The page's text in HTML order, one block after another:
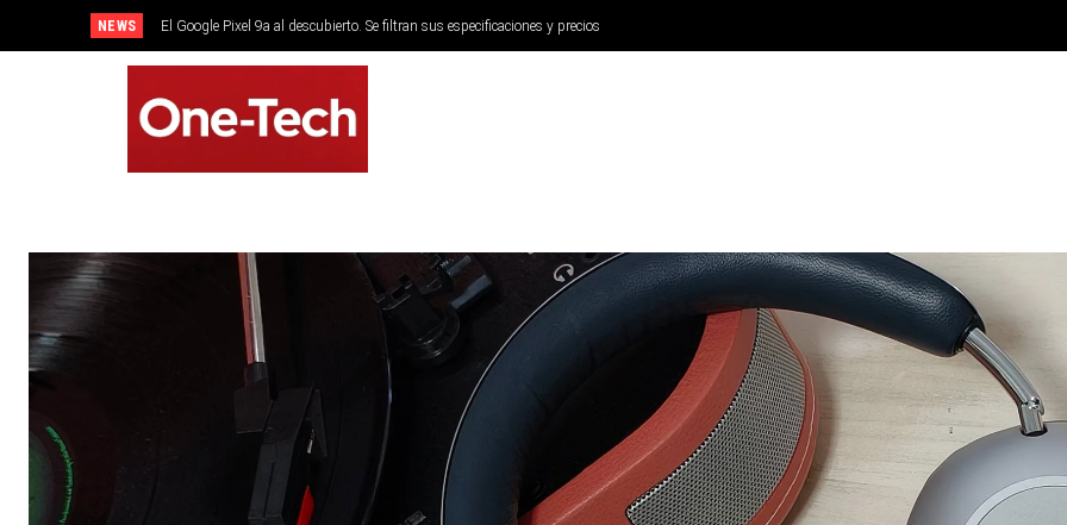
NEWS El Google Pixel 9a al descubierto. Se filtran sus especificaciones y precios